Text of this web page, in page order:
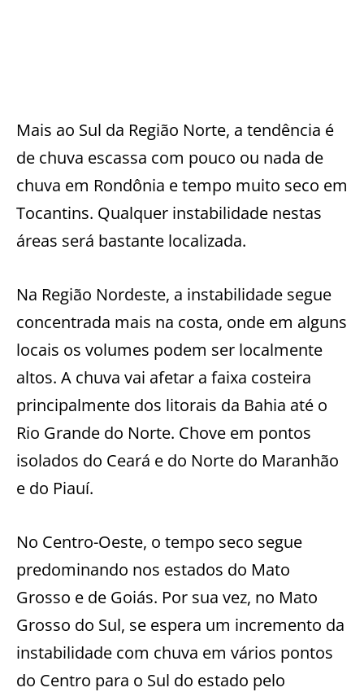
Mais ao Sul da Região Norte, a tendência é
de chuva escassa com pouco ou nada de
chuva em Rondônia e tempo muito seco em
Tocantins. Qualquer instabilidade nestas
áreas será bastante localizada.
Na Região Nordeste, a instabilidade segue
concentrada mais na costa, onde em alguns
locais os volumes podem ser localmente
altos. A chuva vai afetar a faixa costeira
principalmente dos litorais da Bahia até o
Rio Grande do Norte. Chove em pontos
isolados do Ceará e do Norte do Maranhão
e do Piauí.
No Centro-Oeste, o tempo seco segue
predominando nos estados do Mato
Grosso e de Goiás. Por sua vez, no Mato
Grosso do Sul, se espera um incremento da
instabilidade com chuva em vários pontos
do Centro para o Sul do estado pelo